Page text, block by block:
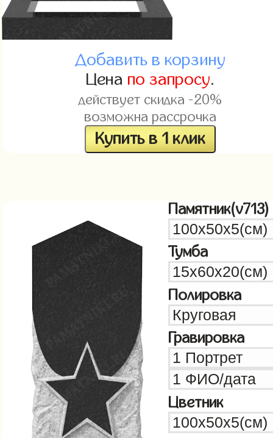
Добавить в корзину
Цена по запросу.
действует скидка -20%
возможна рассрочка
Купить в 1 клик
Памятник(v713)
Тумба
Полировка
Гравировка
Цветник